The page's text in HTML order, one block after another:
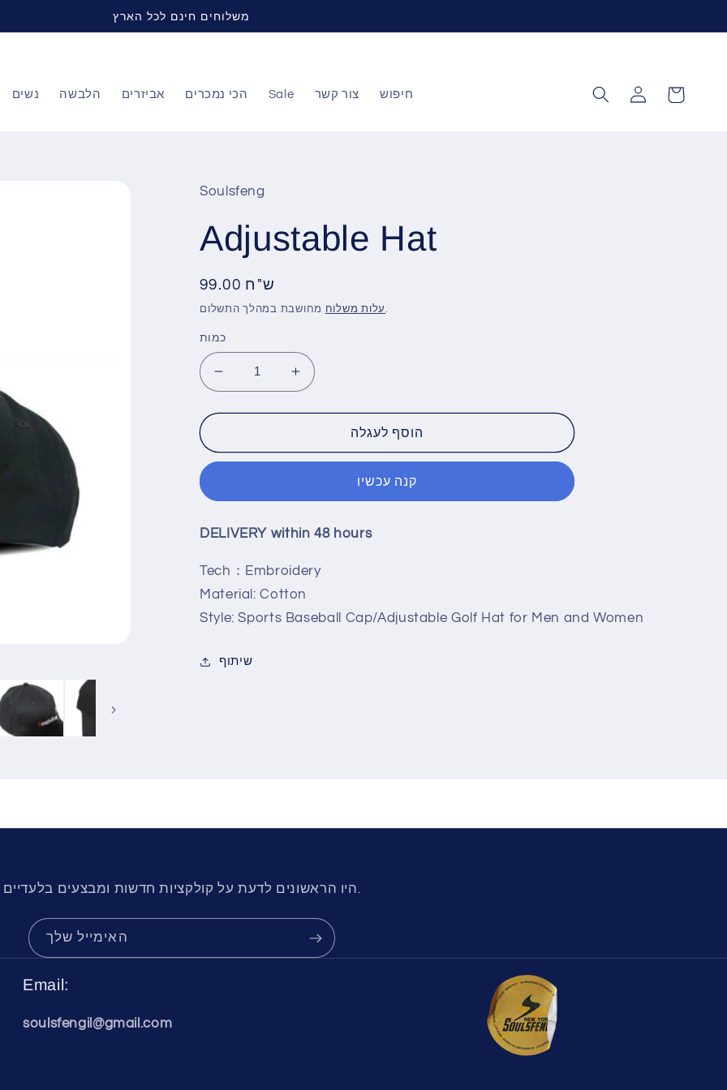
משלוחים חינם לכל הארץ
נשים הלבשה אביזרים הכי נמכרים Sale צור קשר חיפוש התחברות עגלה
Soulsfeng
Adjustable Hat
מחיר
רגיל
99.00 ש"ח
עלות משלוח
כמות
הפחת
את
הכמות
Adjustable
הגדל
את
הכמות
Adjustable
הוסף לעגלה
קנה עכשיו
DELIVERY within 48 hours
Tech：Embroidery
Material: Cotton
Style: Sports Baseball Cap/Adjustable Golf Hat for Men and Women
שיתוף
היו הראשונים לדעת על קולקציות חדשות ומבצעים בלעדיים.
האימייל שלך
Email:
soulsfengil@gmail.com